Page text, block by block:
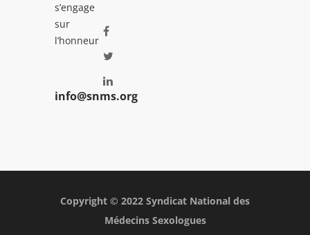
s’engage
sur
l’honneur
info@snms.org
Copyright © 2022 Syndicat National des
Médecins Sexologues